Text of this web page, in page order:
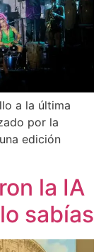
a la última
por la
edición
la IA
sabías